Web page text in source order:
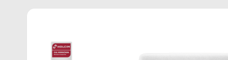
Skip to
the end
of the